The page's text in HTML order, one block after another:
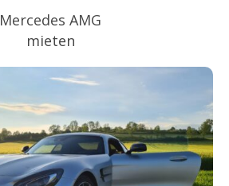
Mercedes AMG
mieten